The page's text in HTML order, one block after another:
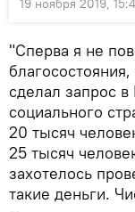
19 ноября 2019,
"Сперва я не
сделал запрос в
социального
20 тысяч
25 тысяч
захотелось
такие деньги.